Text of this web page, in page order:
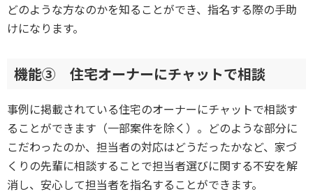
どのような方なのかを知ることができ、指名する際の手助
けになります。
機能③ 住宅オーナーにチャットで相談
事例に掲載されている住宅のオーナーにチャットで相談す
ることができます（一部案件を除く）。どのような部分に
こだわったのか、担当者の対応はどうだったかなど、家づ
くりの先輩に相談することで担当者選びに関する不安を解
消し、安心して担当者を指名することができます。